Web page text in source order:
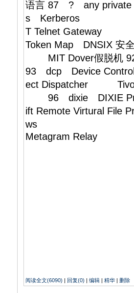
语言 87 ? any
s Kerberos
T Telnet Gateway
Token Map DNSIX
MIT Dover假脱机
93 dcp Device
ect Dispatcher
96 dixie DIXIE
ift Remote Virtural
ws TAC(东京大
Metagram Relay
阅读全文(6090) | 回复(0) | 编辑 | 精华 | 删除